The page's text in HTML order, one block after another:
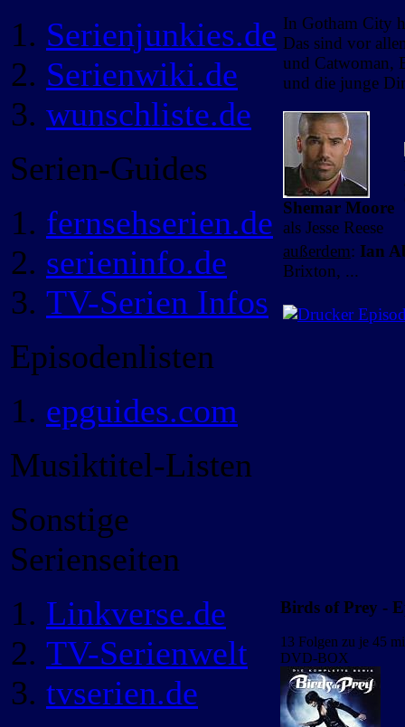
Serienjunkies.de
Serienwiki.de
wunschliste.de
Serien-Guides
fernsehserien.de
serieninfo.de
TV-Serien Infos
Episodenlisten
epguides.com
Musiktitel-Listen
Sonstige
Serienseiten
Linkverse.de
TV-Serienwelt
tvserien.de
In Gotham City
Das sind vor
und Catwoman,
und die junge
Shemar Moore
als Jesse Reese
außerdem: Ian
Brixton, ...
Birds of Prey -
13 Folgen zu je 45
DVD-BOX